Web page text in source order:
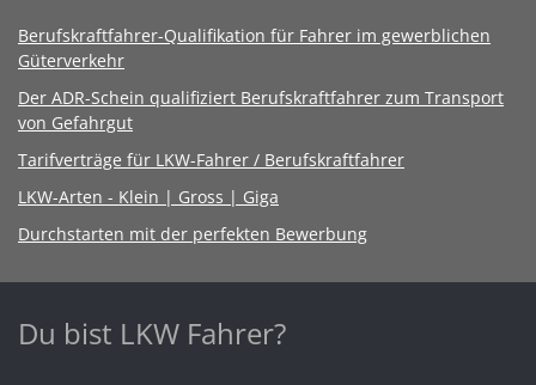
Berufskraftfahrer-Qualifikation für Fahrer im gewerblichen
Güterverkehr
Der ADR-Schein qualifiziert Berufskraftfahrer zum Transport
von Gefahrgut
Tarifverträge für LKW-Fahrer / Berufskraftfahrer
LKW-Arten - Klein | Gross | Giga
Durchstarten mit der perfekten Bewerbung
Du bist LKW Fahrer?